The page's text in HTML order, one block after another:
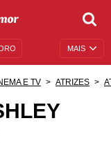
MAIS
E TV ATRIZES